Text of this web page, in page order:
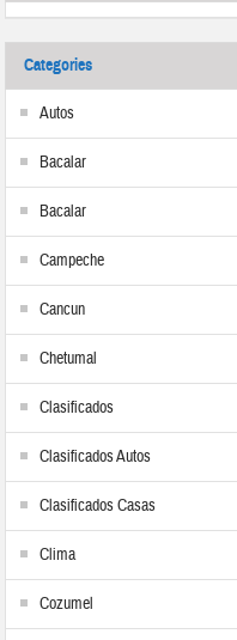
Categories
Autos
Bacalar
Bacalar
Campeche
Cancun
Chetumal
Clasificados
Clasificados Autos
Clasificados Casas
Clima
Cozumel